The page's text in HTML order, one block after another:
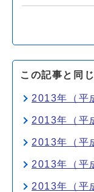
この記事と同
2013年（平
2013年（平
2013年（平
2013年（平
2013年（平